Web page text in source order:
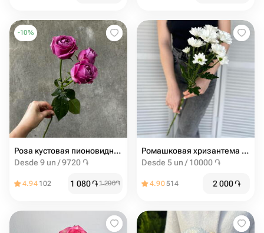
-10%
Роза кустовая пионовидная
Desde 9 un / 9720 ֏
4.94 102 1 080֏1 200֏
Ромашковая хризантема ( белая )
Desde 5 un / 10000 ֏
4.90514 2 000֏